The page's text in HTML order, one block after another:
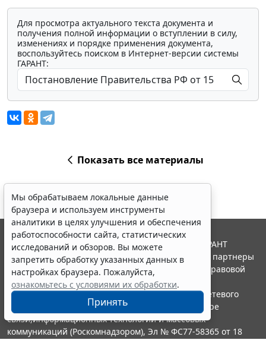
Для просмотра актуального текста документа и
получения полной информации о вступлении в силу,
изменениях и порядке применения документа,
воспользуйтесь поиском в Интернет-версии системы
ГАРАНТ:
Показать все материалы
Мы обрабатываем локальные данные
браузера и используем инструменты
аналитики в целях улучшения и обеспечения
работоспособности сайта, статистических
исследований и обзоров. Вы можете
запретить обработку указанных данных в
настройках браузера. Пожалуйста,
ознакомьтесь с условиями их обработки.
Принять
© ООО "НПП "ГАРАНТ-СЕРВИС", 2026. Система ГАРАНТ
выпускается с 1990 года. Компания "Гарант" и ее партнеры
являются участниками Российской ассоциации правовой
информации ГАРАНТ.
Портал ГАРАНТ.РУ зарегистрирован в качестве сетевого
издания Федеральной службой по надзору в сфере
связи,информационных технологий и массовых
коммуникаций (Роскомнадзором), Эл № ФС77-58365 от 18